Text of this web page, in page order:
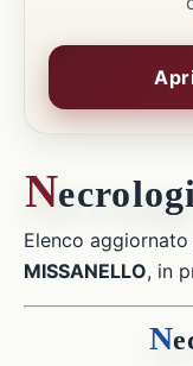
N
Elenco
MISSANELLO, in
N